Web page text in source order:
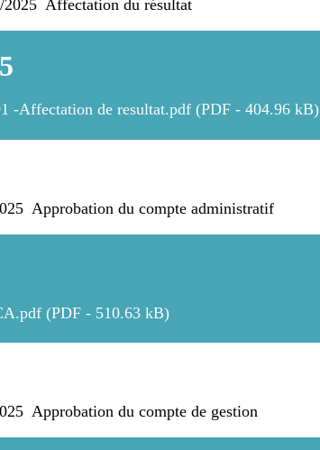
Affectation du résultat
-Affectation de resultat.pdf (PDF - 404.96 kB)
Approbation du compte administratif
(PDF - 510.63 kB)
Approbation du compte de gestion